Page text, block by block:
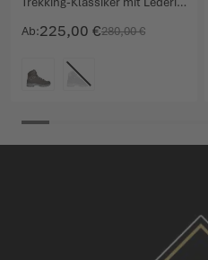
Ab 225,00 €280,00 €